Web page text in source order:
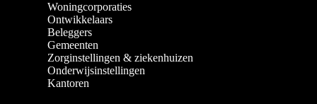
Woningcorporaties
Ontwikkelaars
Beleggers
Gemeenten
Zorginstellingen & ziekenhuizen
Onderwijsinstellingen
Kantoren